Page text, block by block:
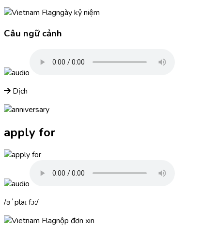
ngày kỷ niệm
Câu ngữ cảnh
Dịch
apply for
əˈplaɪ fɔː
nộp đơn xin